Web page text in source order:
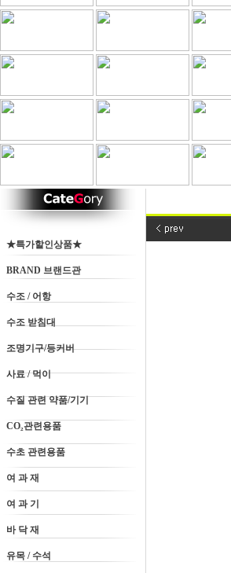
★특가할인상품★
BRAND 브랜드관
수조 / 어항
수조 받침대
조명기구/등커버
사료 / 먹이
수질 관련 약품/기기
CO₂관련용품
수초 관련용품
여 과 재
여 과 기
바 닥 재
유목 / 수석